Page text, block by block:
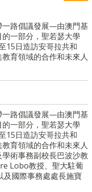
一路倡議發展—由澳門基
一部分，聖若瑟大學
15日造訪安哥拉共和
育領域的合作和未來人
一路倡議發展—由澳門基
一部分，聖若瑟大學
15日造訪安哥拉共和
育領域的合作和未來人
術事務副校長巴波沙教
Lobo教授、聖大駐葡
國際事務處處長施寶